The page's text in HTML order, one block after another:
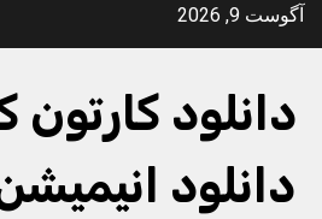
Skipآگوست 9, 2026
دانلود
دانلود